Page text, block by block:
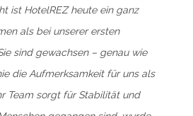
ist HotelREZ heute ein ganz
als bei unserer ersten
sind gewachsen – genau wie
die Aufmerksamkeit für uns als
Team sorgt für Stabilität und